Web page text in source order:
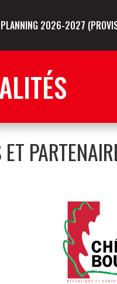
PLANNING 2026-2027